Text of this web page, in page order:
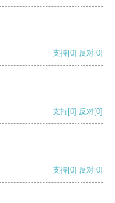
支持[0] 反对[0]
支持[0] 反对[0]
支持[0] 反对[0]